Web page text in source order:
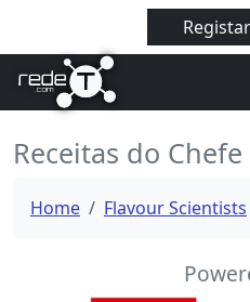
Registar
Receitas do Chefe
Home Flavour Scientists